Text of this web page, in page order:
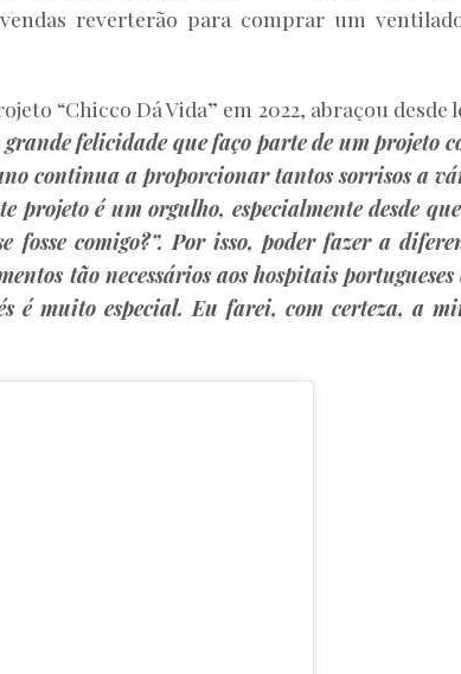
reverterão para comprar um
“Chicco Dá Vida” em 2022, abraçou desde
grande felicidade que faço parte de um projeto
continua a proporcionar tantos sorrisos a
projeto é um orgulho, especialmente desde
fosse comigo?”. Por isso, poder fazer a
tão necessários aos hospitais portugueses
é muito especial. Eu farei, com certeza, a